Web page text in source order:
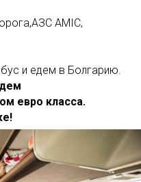
AMIC,
и едем в Болгарию.
евро класса.